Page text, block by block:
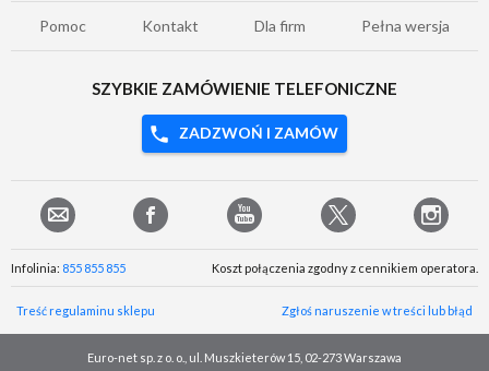
Pomoc Kontakt Dla firm Pełna wersja
SZYBKIE ZAMÓWIENIE TELEFONICZNE
ZADZWOŃ I ZAMÓW
Infolinia: 855 855 855 Koszt połączenia zgodny z cennikiem operatora.
Treść regulaminu sklepu Zgłoś naruszenie w treści lub błąd
Euro-net sp. z o. o., ul. Muszkieterów 15, 02-273 Warszawa